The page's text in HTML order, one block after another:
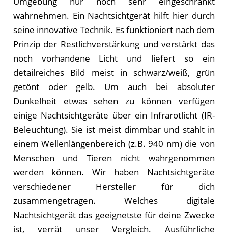
wahrnehmen. Ein Nachtsichtgerät hilft hier durch
seine innovative Technik. Es funktioniert nach dem
Prinzip der Restlichverstärkung und verstärkt das
noch vorhandene Licht und liefert so ein
detailreiches Bild meist in schwarz/weiß, grün
getönt oder gelb. Um auch bei absoluter
Dunkelheit etwas sehen zu können verfügen
einige Nachtsichtgeräte über ein Infrarotlicht (IR-
Beleuchtung). Sie ist meist dimmbar und stahlt in
einem Wellenlängenbereich (z.B. 940 nm) die von
Menschen und Tieren nicht wahrgenommen
werden können. Wir haben Nachtsichtgeräte
verschiedener Hersteller für dich
zusammengetragen. Welches digitale
Nachtsichtgerät das geeignetste für deine Zwecke
ist, verrät unser Vergleich. Ausführliche